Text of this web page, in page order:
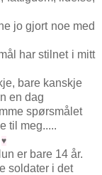
med
i mitt
♥
er bare 14 år.
soldater i det